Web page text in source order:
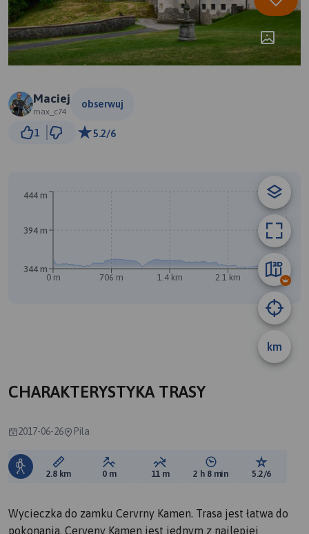
Maciej
max_c74
obserwuj
1 5.2/6
km
0 m 706 m 1.4 km 2.1 km 2.8 km
344 m
394 m
444 m
CHARAKTERYSTYKA TRASY
2017-06-26 Pila
Długość trasy:
2.8 km Suma przewyższeń:
0 m Suma spadków:
11 m Średni czas potrzebny
2 h 8 min Ocena
5.2/6
Wycieczka do zamku Cervrny Kamen. Trasa jest łatwa do
pokonania. Cerveny Kamen jest jednym z najlepiej